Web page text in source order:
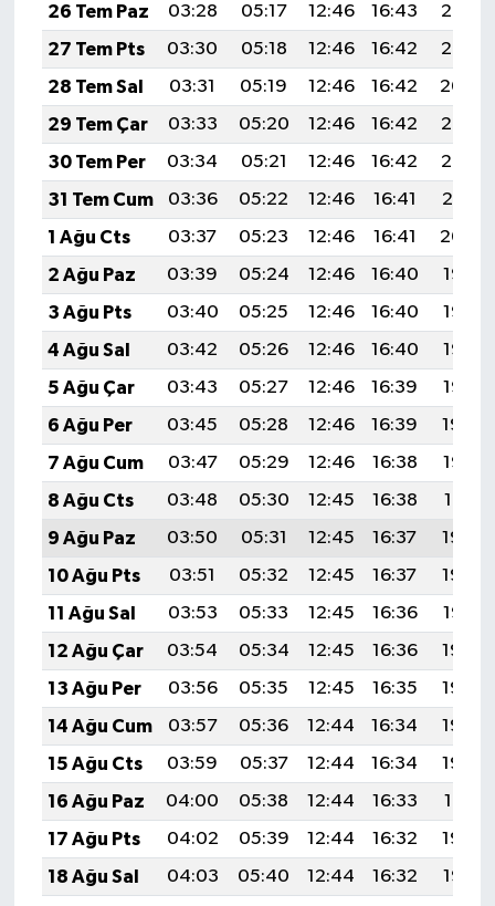
26 Tem Paz
03:28 05:17 12:46 16:43
20:06
27 Tem Pts
03:30 05:18 12:46 16:42
20:05
28 Tem Sal
03:31 05:19 12:46 16:42
20:04
29 Tem Çar
03:33 05:20 12:46 16:42
20:03
30 Tem Per
03:34 05:21 12:46 16:42
20:02
31 Tem Cum
03:36 05:22 12:46 16:41
20:01
1 Ağu Cts
03:37 05:23 12:46 16:41
20:00
2 Ağu Paz
03:39 05:24 12:46 16:40
19:58
3 Ağu Pts
03:40 05:25 12:46 16:40
19:57
4 Ağu Sal
03:42 05:26 12:46 16:40
19:56
5 Ağu Çar
03:43 05:27 12:46 16:39
19:55
6 Ağu Per
03:45 05:28 12:46 16:39
19:54
7 Ağu Cum
03:47 05:29 12:46 16:38
19:53
8 Ağu Cts
03:48 05:30 12:45 16:38
19:51
9 Ağu Paz
03:50 05:31 12:45 16:37
19:50
10 Ağu Pts
03:51 05:32 12:45 16:37
19:49
11 Ağu Sal
03:53 05:33 12:45 16:36
19:47
12 Ağu Çar
03:54 05:34 12:45 16:36
19:46
13 Ağu Per
03:56 05:35 12:45 16:35
19:45
14 Ağu Cum
03:57 05:36 12:44 16:34
19:43
15 Ağu Cts
03:59 05:37 12:44 16:34
19:42
16 Ağu Paz
04:00 05:38 12:44 16:33
19:41
17 Ağu Pts
04:02 05:39 12:44 16:32
19:39
18 Ağu Sal
04:03 05:40 12:44 16:32
19:38